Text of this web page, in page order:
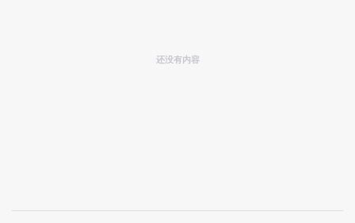
还没有内容